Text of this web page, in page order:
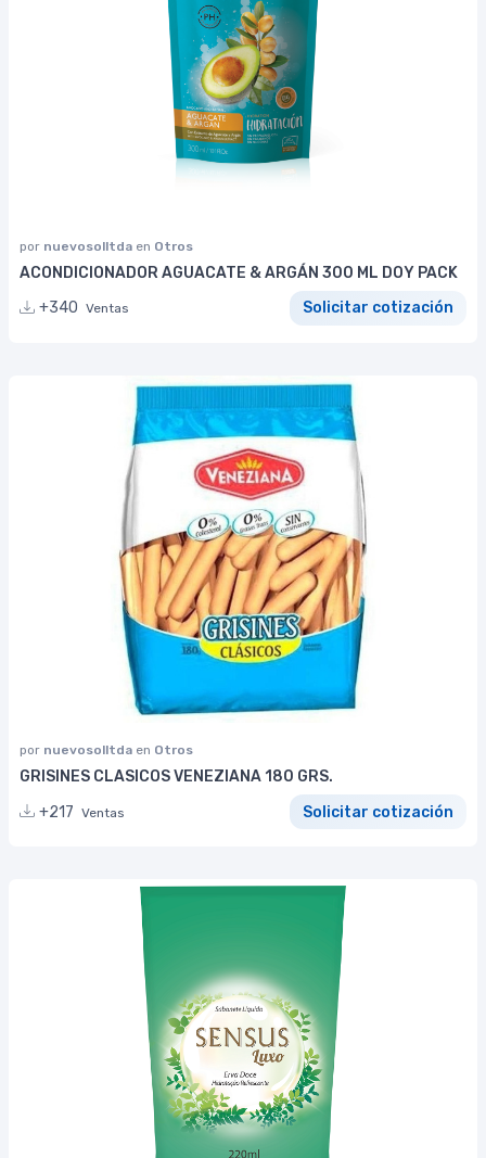
por nuevosolltda en Otros
ACONDICIONADOR AGUACATE & ARGÁN 300 ML DOY PACK
+340 Ventas Solicitar cotización
por nuevosolltda en Otros
GRISINES CLASICOS VENEZIANA 180 GRS.
+217 Ventas Solicitar cotización